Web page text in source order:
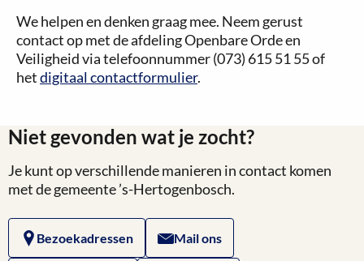
We helpen en denken graag mee. Neem gerust
contact op met de afdeling Openbare Orde en
Veiligheid via telefoonnummer (073) 615 51 55 of
hetdigitaal contactformulier.
Niet gevonden wat je zocht?
Je kunt op verschillende manieren in contact komen
met de gemeente ’s-Hertogenbosch.
Bezoekadressen Mail ons